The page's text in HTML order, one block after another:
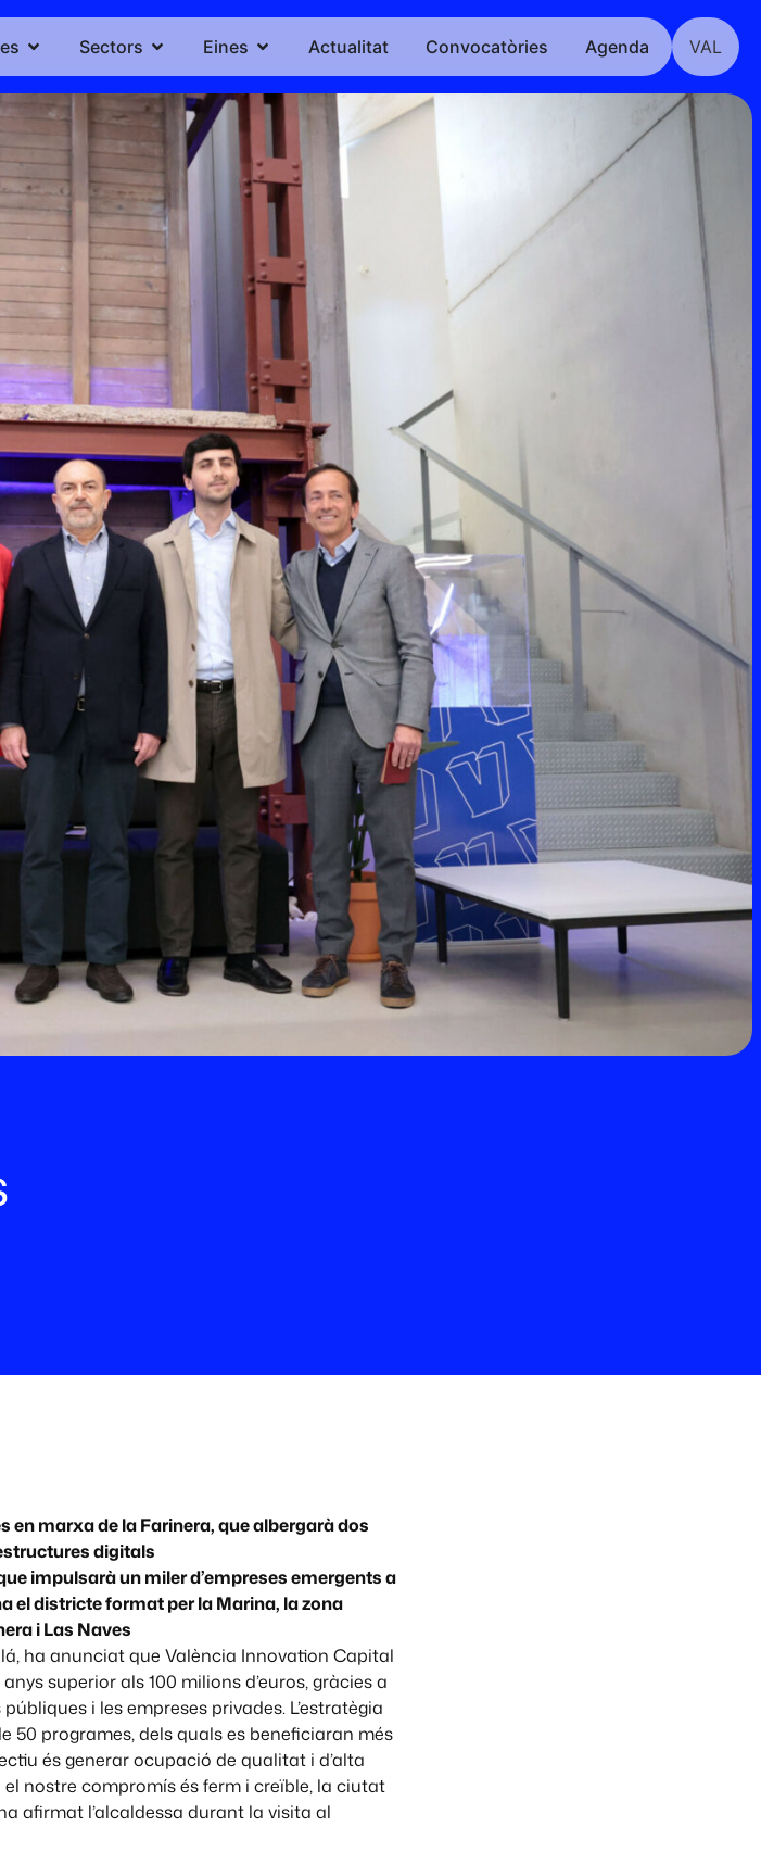
Sectors Eines Actualitat Convocatòries Agenda VAL
en marxa de la Farinera, que albergarà dos
digitals
impulsarà un miler d’empreses emergents a
el districte format per la Marina, la zona
i Las Naves
ha anunciat que València Innovation Capital
superior als 100 milions d’euros, gràcies a
i les empreses privades. L’estratègia
50 programes, dels quals es beneficiaran més
és generar ocupació de qualitat i d’alta
nostre compromís és ferm i creïble, la ciutat
afirmat l’alcaldessa durant la visita al